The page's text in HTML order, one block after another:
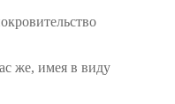
же, имея в виду